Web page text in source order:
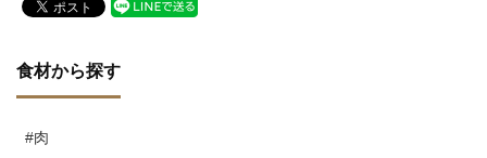
食材から探す
#肉